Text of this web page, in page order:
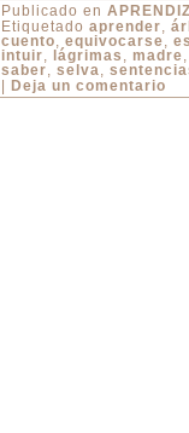
Publicado en
Etiquetado aprender,
cuento, equivocarse,
intuir, lágrimas , madre,
saber, selva,
Deja un comentario